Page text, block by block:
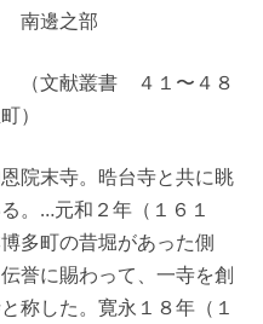
邊之部
文献叢書 ４１〜４８
）
院末寺。晧台寺と共に眺
。…元和２年（１６１
多町の昔堀があった側
誉に賜わって、一寺を創
称した。寛永１８年（１